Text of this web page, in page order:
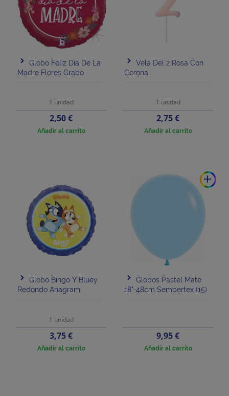
Globo Feliz Día De La
Madre Flores Grabo
1 unidad
Precio
2,50 €
Añadir al carrito
Vela Del 2 Rosa Con
Corona
1 unidad
Precio
2,75 €
Añadir al carrito
Globo Bingo Y Bluey
Redondo Anagram
1 unidad
Precio
3,75 €
Añadir al carrito
add
Globos Pastel Mate
18"-48cm Sempertex (15)
Precio
9,95 €
Añadir al carrito